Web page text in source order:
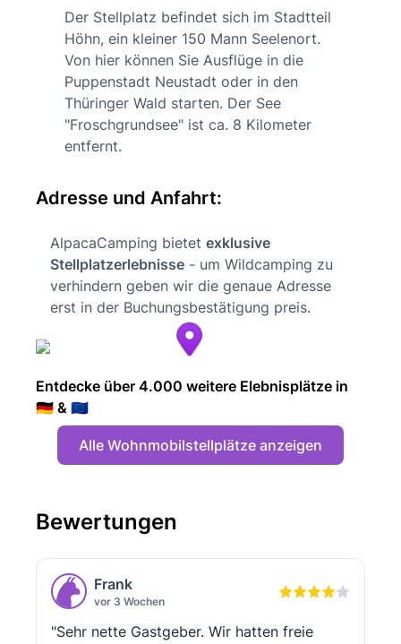
Der Stellplatz befindet sich im Stadtteil
Höhn, ein kleiner 150 Mann Seelenort.
Von hier können Sie Ausflüge in die
Puppenstadt Neustadt oder in den
Thüringer Wald starten. Der See
"Froschgrundsee" ist ca. 8 Kilometer
entfernt.
Adresse und Anfahrt:
AlpacaCamping bietet exklusive
Stellplatzerlebnisse - um Wildcamping zu
verhindern geben wir die genaue Adresse
erst in der Buchungsbestätigung preis.
Entdecke über 4.000 weitere Elebnisplätze in
🇩🇪 & 🇪🇺
Alle Wohnmobilstellplätze anzeigen
Bewertungen
Frank
vor 3 Wochen
"Sehr nette Gastgeber. Wir hatten freie